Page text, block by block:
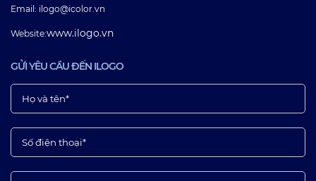
Email: ilogo@icolor.vn
Website:www.ilogo.vn
GỬI YÊU CẦU ĐẾN ILOGO